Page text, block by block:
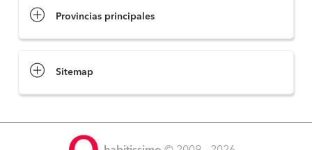
Provincias principales
Sitemap